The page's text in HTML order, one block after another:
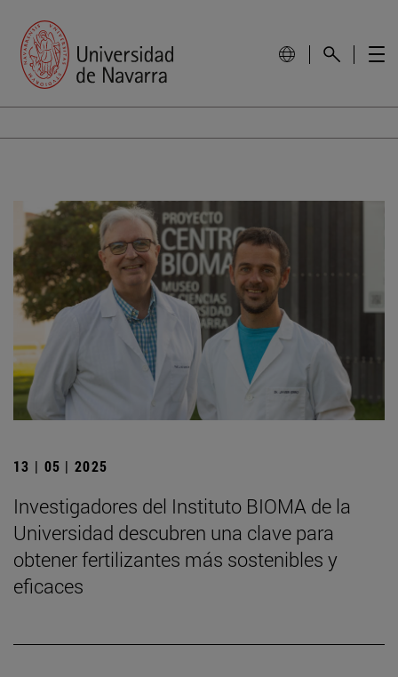
13 | 05 | 2025
Investigadores del Instituto BIOMA de la
Universidad descubren una clave para
obtener fertilizantes más sostenibles y
eficaces